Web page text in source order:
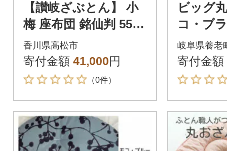
【讃岐ざぶとん】 小
梅 座布団 銘仙判 55×5
9cm 5枚組 日本製 綿
わた100% ネイビー
香川県高松市
寄付金額 41,000円
（0件）
ビッグ
コ・ブ
岐阜県養老
寄付金額